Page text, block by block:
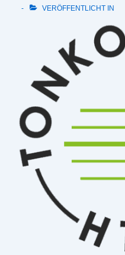
VERÖFFENTLICHT IN